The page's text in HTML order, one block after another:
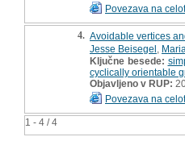
1 - 4 / 4
Povezava na
4. Avoidable vertices
Jesse Beisegel
Ključne besede:
cyclically orientable
Objavljeno v RUP:
Povezava na